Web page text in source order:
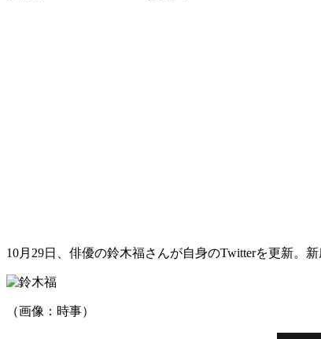
10月29日、俳優の鈴木福さんが自身のTwitterを更新。
（画像：時事）